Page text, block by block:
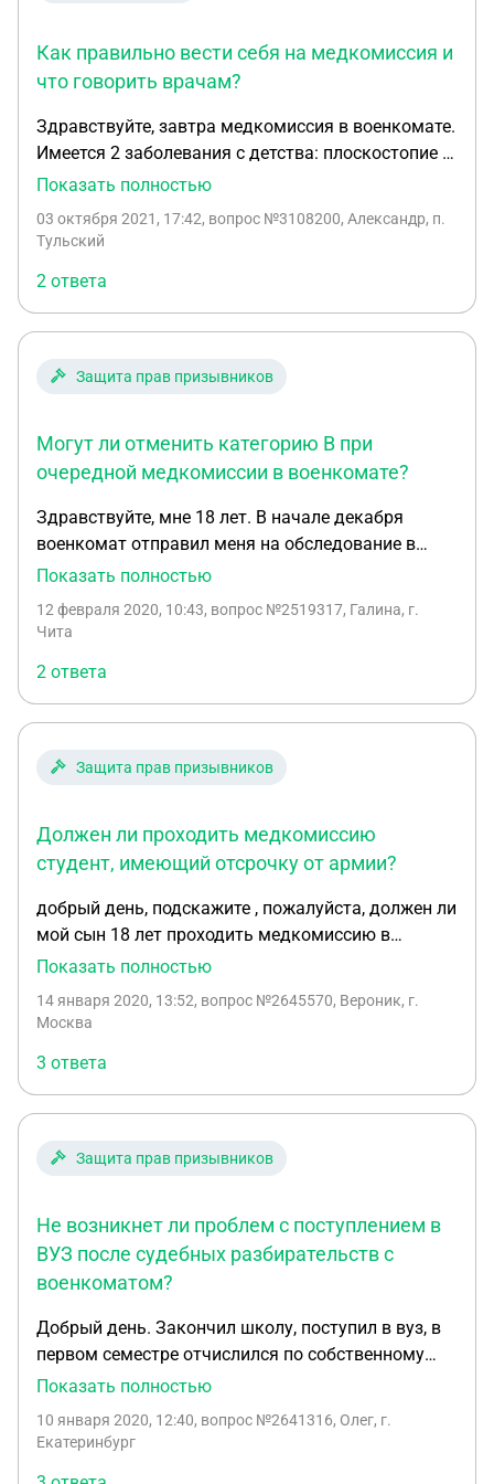
Как правильно вести себя на медкомиссия и
что говорить врачам?
Здравствуйте, завтра медкомиссия в военкомате.
Имеется 2 заболевания с детства: плоскостопие и
аллергия (риноконьюктивит и атопический
детства были неоднократные обращения к
вопросу. Берут ли в армию с данными
диагнозами ? Как правильно вести себя на
медкомиссия и что говорить врачам ?
Показать полностью
03 октября 2021, 17:42, вопрос №3108200, Александр, п.
Тульский
2 ответа
Защита прав призывников
Могут ли отменить категорию В при
очередной медкомиссии в военкомате?
Здравствуйте, мне 18 лет. В начале декабря
военкомат отправил меня на обследование в
ПНД. Там мне дали диагноз F60.6. Диагноз не
уведомляет меня о мед комиссии. Я спросил
поставил категорию В. Жду ответа. Хотел
спросить вас не отбирет ли у меня этот мед
осмотр категорию В? Билет я еще не получил.
Показать полностью
12 февраля 2020, 10:43, вопрос №2519317, Галина, г.
Чита
2 ответа
Защита прав призывников
Должен ли проходить медкомиссию
студент, имеющий отсрочку от армии?
добрый день, подскажите , пожалуйста, должен ли
мой сын 18 лет проходить медкомиссию в
военкомате, если у него есть отсрочка, так как
отправили по почте.
Показать полностью
14 января 2020, 13:52, вопрос №2645570, Вероник, г.
Москва
3 ответа
Защита прав призывников
Не возникнет ли проблем с поступлением в
ВУЗ после судебных разбирательств с
военкоматом?
Добрый день. Закончил школу, поступил в вуз, в
первом семестре отчислился по собственному
желанию - ошибся с направлением, право на
поступить в вуз. Но есть проблемы с
Показать полностью
10 января 2020, 12:40, вопрос №2641316, Олег, г.
Екатеринбург